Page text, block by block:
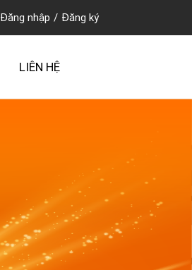
Đăng nhập / Đăng ký
LIÊN HỆ